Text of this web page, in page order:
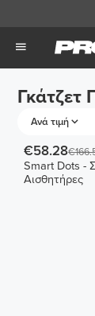
Γκάτζετ
Ανά τιμή
€58.28
Smart Dots -
Αισθητήρες